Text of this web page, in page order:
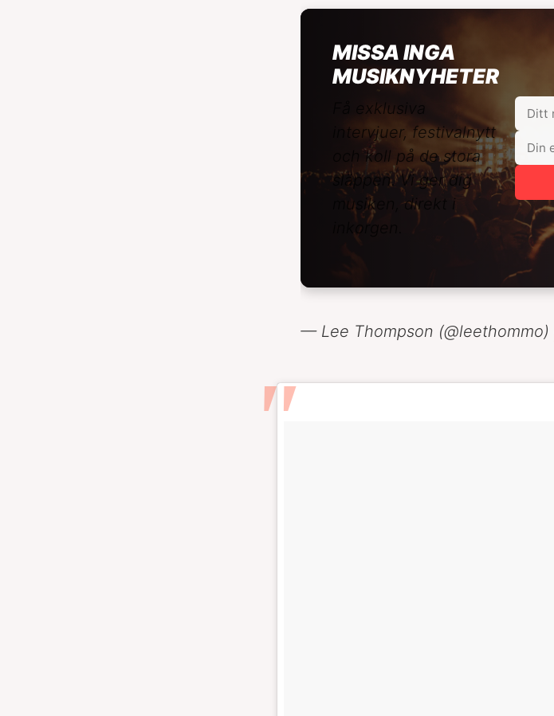
MISSA INGA
MUSIKNYHETER
Få exklusiva
intervjuer, festivalnytt
och koll på de stora
släppen. Vi ger dig
musiken, direkt i
inkorgen.
— Lee Thompson (@leethommo)